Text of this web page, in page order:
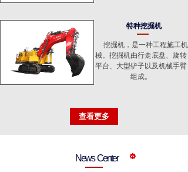
特种挖掘机
挖掘机，是一种工程施工机
械。挖掘机由行走底盘、旋转
平台、大型铲子以及机械手臂
组成。
查看更多
News Center